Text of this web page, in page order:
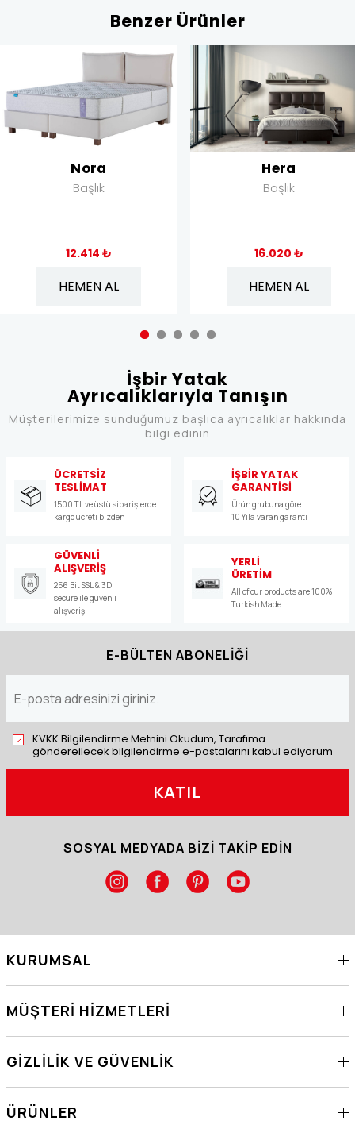
Benzer Ürünler
Nora
Başlık
12.414 ₺
HEMEN AL
Hera
Başlık
16.020 ₺
HEMEN AL
İşbir Yatak
Ayrıcalıklarıyla Tanışın
Müşterilerimize sunduğumuz başlıca ayrıcalıklar hakkında
bilgi edinin
ÜCRETSİZ
TESLİMAT
1500 TL ve üstü siparişlerde
kargo ücreti bizden
İŞBİR YATAK
GARANTİSİ
Ürün grubuna göre
10 Yıla varan garanti
GÜVENLİ
ALIŞVERİŞ
256 Bit SSL & 3D
secure ile güvenli
alışveriş
YERLİ
ÜRETİM
All of our products are 100%
Turkish Made.
E-BÜLTEN ABONELİĞİ
KVKK Bilgilendirme Metnini Okudum, Tarafıma
göndereilecek bilgilendirme e-postalarını kabul ediyorum
KATIL
SOSYAL MEDYADA BİZİ TAKİP EDİN
KURUMSAL
MÜŞTERI HIZMETLERI
GIZLILIK VE GÜVENLIK
ÜRÜNLER